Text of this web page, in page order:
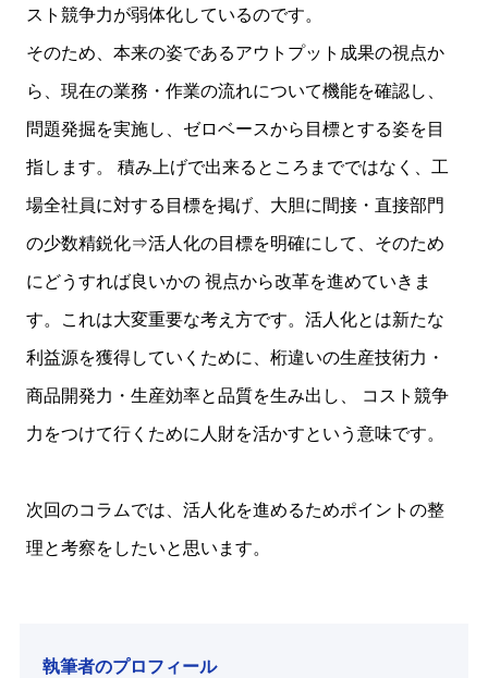
スト競争力が弱体化しているのです。
そのため、本来の姿であるアウトプット成果の視点か
ら、現在の業務・作業の流れについて機能を確認し、
問題発掘を実施し、ゼロベースから目標とする姿を目
指します。 積み上げで出来るところまでではなく、工
場全社員に対する目標を掲げ、大胆に間接・直接部門
の少数精鋭化⇒活人化の目標を明確にして、そのため
にどうすれば良いかの 視点から改革を進めていきま
す。これは大変重要な考え方です。活人化とは新たな
利益源を獲得していくために、桁違いの生産技術力・
商品開発力・生産効率と品質を生み出し、 コスト競争
力をつけて行くために人財を活かすという意味です。
次回のコラムでは、活人化を進めるためポイントの整
理と考察をしたいと思います。
執筆者のプロフィール